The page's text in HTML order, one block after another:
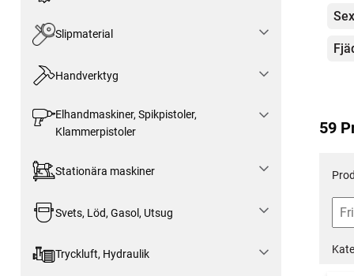
Slipmaterial
Handverktyg
Elhandmaskiner, Spikpistoler,
Klammerpistoler
Stationära maskiner
Svets, Löd, Gasol, Utsug
Tryckluft, Hydraulik
59